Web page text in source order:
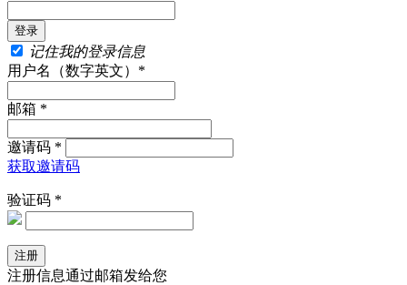
记住我的登录信息
用户名（数字英文）*
邮箱 *
邀请码 *
获取邀请码
验证码 *
注册信息通过邮箱发给您